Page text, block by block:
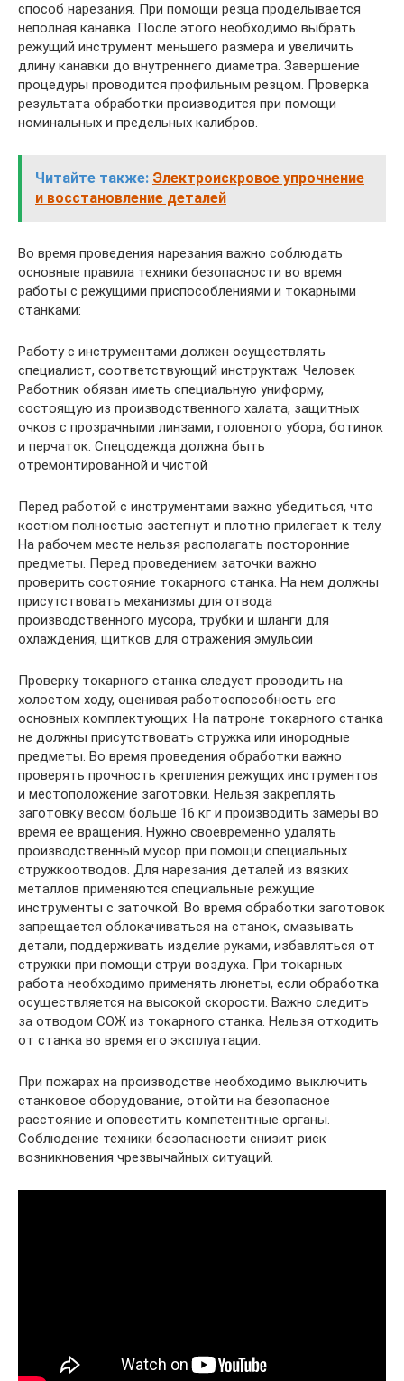
способ нарезания. При помощи резца проделывается
неполная канавка. После этого необходимо выбрать
режущий инструмент меньшего размера и увеличить
длину канавки до внутреннего диаметра. Завершение
процедуры проводится профильным резцом. Проверка
результата обработки производится при помощи
номинальных и предельных калибров.
Читайте также: Электроискровое упрочнение
и восстановление деталей
Во время проведения нарезания важно соблюдать
основные правила техники безопасности во время
работы с режущими приспособлениями и токарными
станками:
Работу с инструментами должен осуществлять
специалист, соответствующий инструктаж. Человек
Работник обязан иметь специальную униформу,
состоящую из производственного халата, защитных
очков с прозрачными линзами, головного убора, ботинок
и перчаток. Спецодежда должна быть
отремонтированной и чистой
Перед работой с инструментами важно убедиться, что
костюм полностью застегнут и плотно прилегает к телу.
На рабочем месте нельзя располагать посторонние
предметы. Перед проведением заточки важно
проверить состояние токарного станка. На нем должны
присутствовать механизмы для отвода
производственного мусора, трубки и шланги для
охлаждения, щитков для отражения эмульсии
Проверку токарного станка следует проводить на
холостом ходу, оценивая работоспособность его
основных комплектующих. На патроне токарного станка
не должны присутствовать стружка или инородные
предметы. Во время проведения обработки важно
проверять прочность крепления режущих инструментов
и местоположение заготовки. Нельзя закреплять
заготовку весом больше 16 кг и производить замеры во
время ее вращения. Нужно своевременно удалять
производственный мусор при помощи специальных
стружкоотводов. Для нарезания деталей из вязких
металлов применяются специальные режущие
инструменты с заточкой. Во время обработки заготовок
запрещается облокачиваться на станок, смазывать
детали, поддерживать изделие руками, избавляться от
стружки при помощи струи воздуха. При токарных
работа необходимо применять люнеты, если обработка
осуществляется на высокой скорости. Важно следить
за отводом СОЖ из токарного станка. Нельзя отходить
от станка во время его эксплуатации.
При пожарах на производстве необходимо выключить
станковое оборудование, отойти на безопасное
расстояние и оповестить компетентные органы.
Соблюдение техники безопасности снизит риск
возникновения чрезвычайных ситуаций.